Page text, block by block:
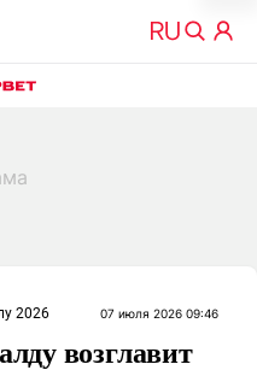
2026 07 июля 2026 09:46
возглавит